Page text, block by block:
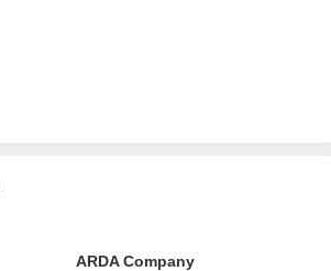
ARDA Company